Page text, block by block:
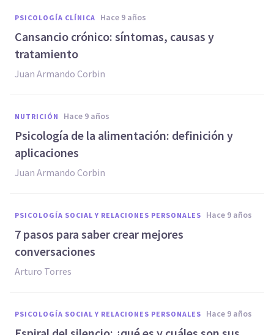
PSICOLOGÍA CLÍNICA hace 9 años
​Cansancio crónico: síntomas, causas y
tratamiento
Juan Armando Corbin
NUTRICIÓN hace 9 años
​Psicología de la alimentación: definición y
aplicaciones
Juan Armando Corbin
PSICOLOGÍA SOCIAL Y RELACIONES PERSONALES hace 9 años
7 pasos para saber crear mejores
conversaciones
Arturo Torres
PSICOLOGÍA SOCIAL Y RELACIONES PERSONALES hace 9 años